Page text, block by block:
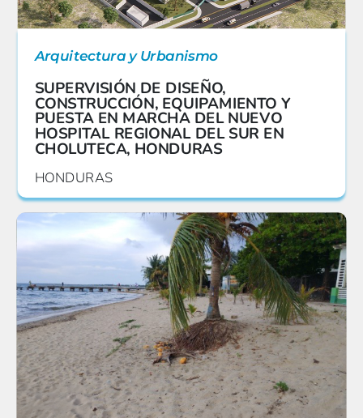
Arquitectura y Urbanismo
SUPERVISIÓN DE DISEÑO,
CONSTRUCCIÓN, EQUIPAMIENTO Y
PUESTA EN MARCHA DEL NUEVO
HOSPITAL REGIONAL DEL SUR EN
CHOLUTECA, HONDURAS
HONDURAS